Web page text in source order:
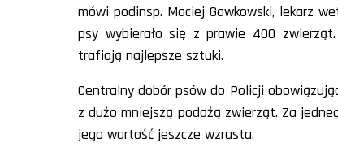
mówi podinsp. Maciej Gawkowski, lekarz
psy wybierało się z prawie 400
trafiają najlepsze sztuki.
Centralny dobór psów do Policji
z dużo mniejszą podażą zwierząt. Za
jego wartość jeszcze wzrasta.